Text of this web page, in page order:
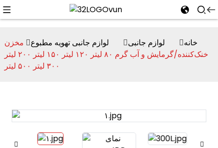
خانه لوازم جانبی لوازم جانبی تهویه مطبوع
مخزن
خنک‌کننده/گرمایش و آب گرم ۸۰ لیتر ۱۲۰ لیتر ۱۵۰ لیتر ۲۰۰ لیتر
۳۰۰ لیتر ۵۰۰ لیتر